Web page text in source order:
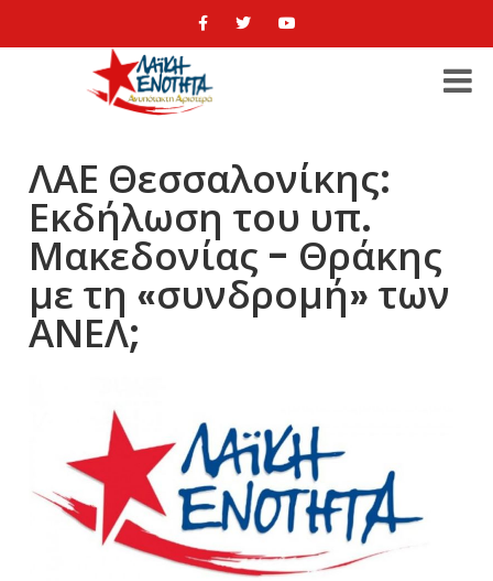
ΛΑΕ Θεσσαλονίκης:
Εκδήλωση του υπ.
Μακεδονίας - Θράκης
με τη «συνδρομή» των
ΑΝΕΛ;